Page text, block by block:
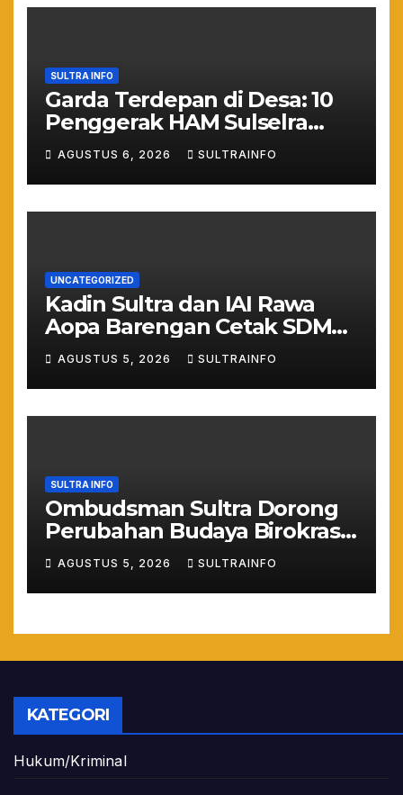
SULTRA INFO
Garda Terdepan di Desa: 10
Penggerak HAM Sulselra
Resmi Bertugas Mengawal
Asta Cita Prabowo
AGUSTUS 6, 2026 SULTRAINFO
UNCATEGORIZED
Kadin Sultra dan IAI Rawa
Aopa Barengan Cetak SDM
Siap Kerja dan Wirausaha
Muda
AGUSTUS 5, 2026 SULTRAINFO
SULTRA INFO
Ombudsman Sultra Dorong
Perubahan Budaya Birokrasi
Lewat Penilaian
Maladministrasi 2026
AGUSTUS 5, 2026 SULTRAINFO
KATEGORI
Hukum/Kriminal